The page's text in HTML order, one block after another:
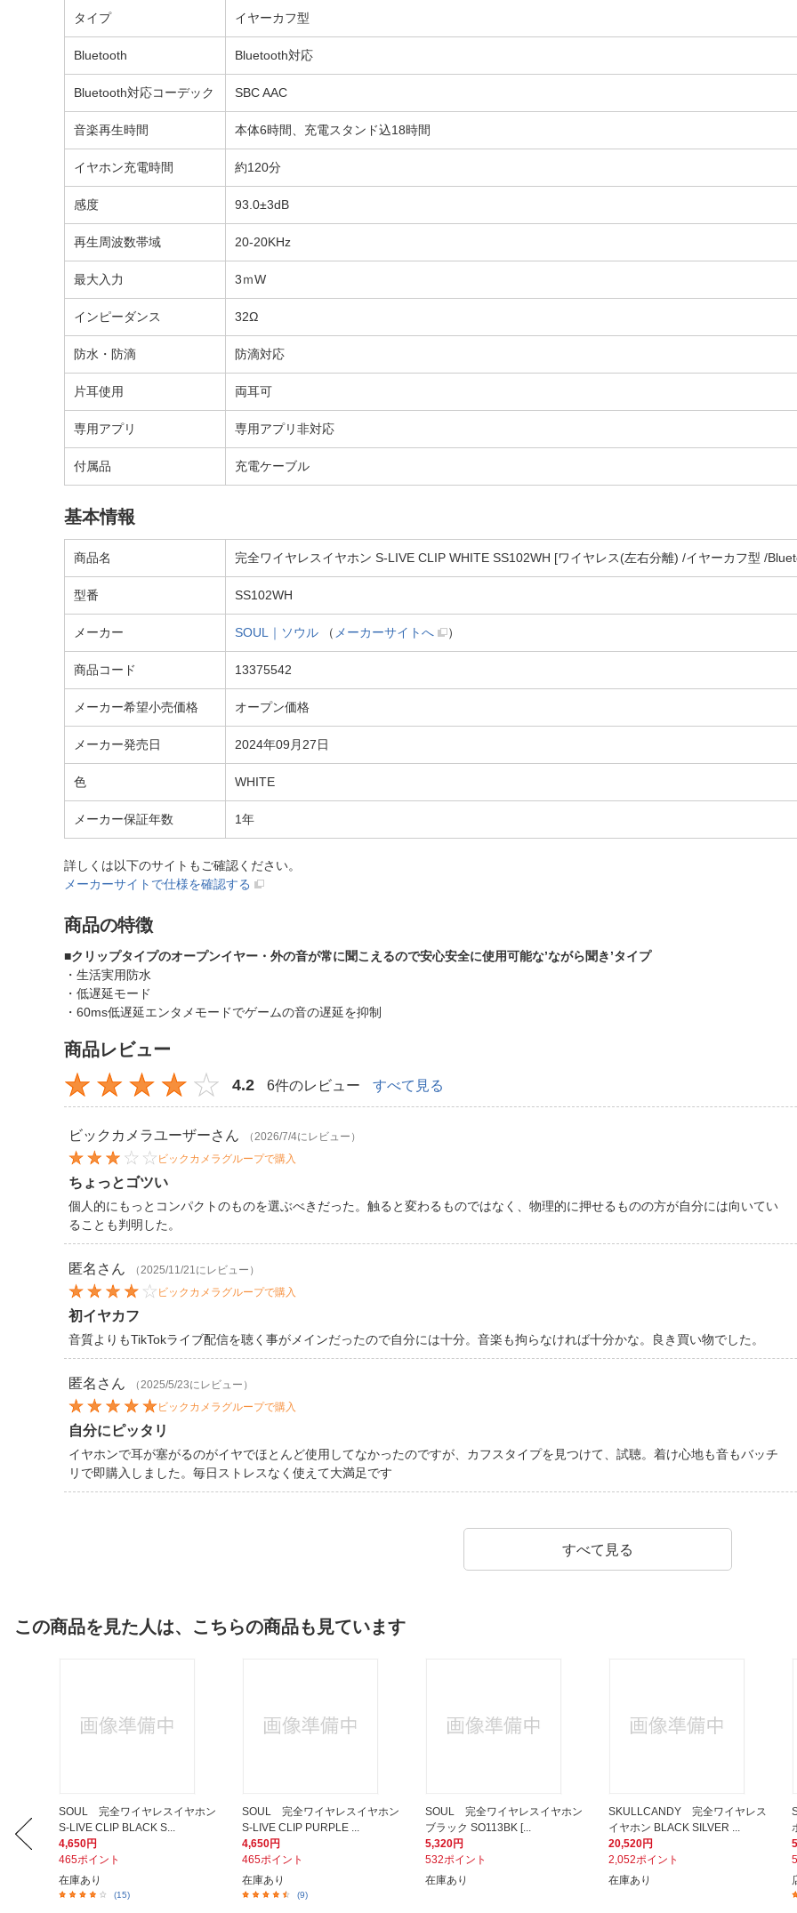
タイプ イヤーカフ型
Bluetooth Bluetooth対応
Bluetooth対応コーデック SBC AAC
音楽再生時間 本体6時間、充電スタンド込18時間
イヤホン充電時間 約120分
感度 93.0±3dB
再生周波数帯域 20-20KHz
最大入力 3ｍW
インピーダンス 32Ω
防水・防滴 防滴対応
片耳使用 両耳可
専用アプリ 専用アプリ非対応
付属品 充電ケーブル
基本情報
商品名 完全ワイヤレスイヤホン S-LIVE CLIP WHITE SS102WH [ワイヤレス(左右分離) /イヤーカフ型 /
型番 SS102WH
メーカー SOUL｜ソウル （ メーカーサイトへ ）
商品コード 13375542
メーカー希望小売価格 オープン価格
メーカー発売日 2024年09月27日
色 WHITE
メーカー保証年数 1年
詳しくは以下のサイトもご確認ください。
メーカーサイトで仕様を確認する
商品の特徴
■クリップタイプのオープンイヤー・外の音が常に聞こえるので安心安全に使用可能な’ながら聞き’タイプ
・生活実用防水
・低遅延モード
・60ms低遅延エンタメモードでゲームの音の遅延を抑制
商品レビュー
4.2 6件のレビュー すべて見る
ビックカメラユーザーさん
（2026/7/4にレビュー）
ビックカメラグループで購入
ちょっとゴツい
個人的にもっとコンパクトのものを選ぶべきだった。触ると変わるものではなく、物理的に押せるものの方が自分には向いてい
ることも判明した。
匿名 さん
（2025/11/21にレビュー）
ビックカメラグループで購入
初イヤカフ
音質よりもTikTokライブ配信を聴く事がメインだったので自分には十分。音楽も拘らなければ十分かな。良き買い物でした。
匿名 さん
（2025/5/23にレビュー）
ビックカメラグループで購入
自分にピッタリ
イヤホンで耳が塞がるのがイヤでほとんど使用してなかったのですが、カフスタイプを見つけて、試聴。着け心地も音もバッチ
リで即購入しました。毎日ストレスなく使えて大満足です
すべて見る
この商品を見た人は、こちらの商品も見ています
SOUL 完全ワイヤレスイヤホン
S-LIVE CLIP BLACK S...
4,650円
465ポイント
在庫あり
(15)
SOUL 完全ワイヤレスイヤホン
S-LIVE CLIP PURPLE ...
4,650円
465ポイント
在庫あり
(9)
SOUL 完全ワイヤレスイヤホン
ブラック SO113BK [...
5,320円
532ポイント
在庫あり
SKULLCANDY 完全ワイヤレス
イヤホン BLACK SILVER ...
20,520円
2,052ポイント
在庫あり